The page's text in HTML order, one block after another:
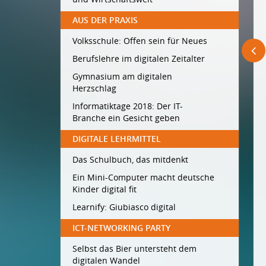
AUS DER PRAXIS
Volksschule: Offen sein für Neues
Berufslehre im digitalen Zeitalter
Gymnasium am digitalen
Herzschlag
Informatiktage 2018: Der IT-
Branche ein Gesicht geben
DIGITALE LEHRMITTEL
Das Schulbuch, das mitdenkt
Ein Mini-Computer macht deutsche
Kinder digital fit
Learnify: Giubiasco digital
ICT-NETWORKING PARTY
Selbst das Bier untersteht dem
digitalen Wandel